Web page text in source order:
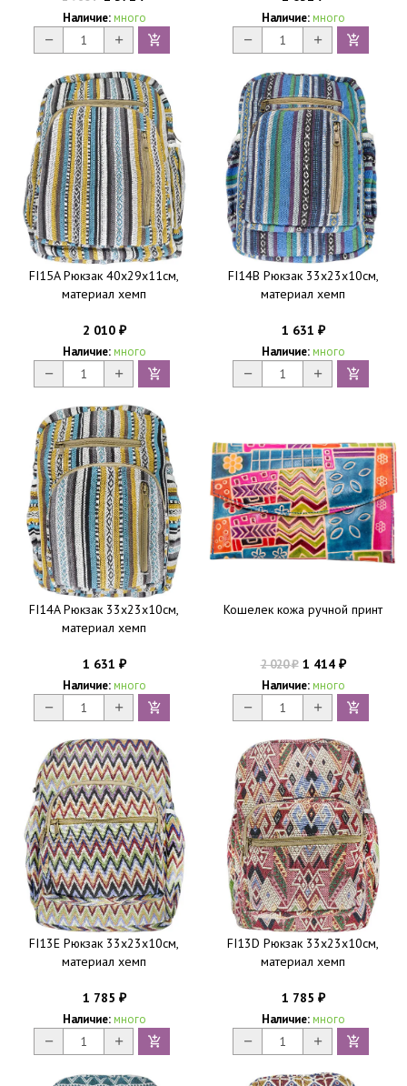
Наличие: много Наличие: много
FI15A Рюкзак 40х29х11см,
материал хемп
2 010 ₽
Наличие: много
FI14B Рюкзак 33х23х10см,
материал хемп
1 631 ₽
Наличие: много
FI14A Рюкзак 33х23х10см,
материал хемп
1 631 ₽
Наличие: много
Кошелек кожа ручной принт
2 020₽1 414 ₽
Наличие: много
FI13E Рюкзак 33х23х10см,
материал хемп
1 785 ₽
Наличие: много
FI13D Рюкзак 33х23х10см,
материал хемп
1 785 ₽
Наличие: много